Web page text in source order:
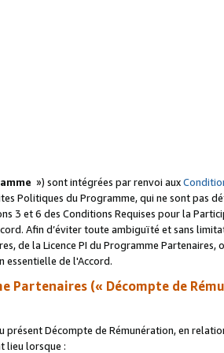
») sont intégrées par renvoi aux
Politiques du Programme, qui ne sont pas
3 et 6 des Conditions Requises pour la
Afin d’éviter toute ambiguïté et sans
de la Licence PI du Programme Partenaires,
essentielle de l'Accord.
Partenaires (« Décompte de
Décompte de Rémunération, en
lieu lorsque :